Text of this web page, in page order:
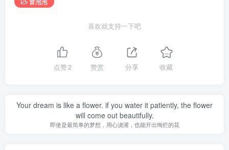
喜欢就支持一下吧
点赞2 赞赏 分享 收藏
Your dream is like a flower. if you water it patiently, the flower
will come out beautifully.
即使是最简单的梦想，用心浇灌，也能开出绚烂的花